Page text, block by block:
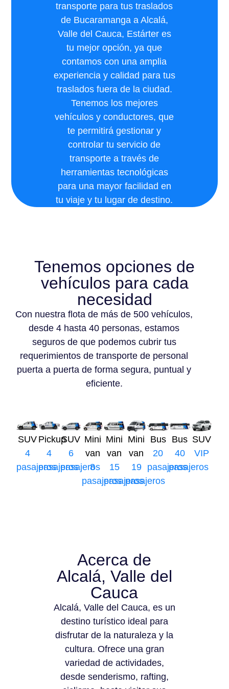
transporte para tus traslados
de Bucaramanga a Alcalá,
Valle del Cauca, Estárter es
tu mejor opción, ya que
contamos con una amplia
experiencia y calidad para tus
traslados fuera de la ciudad.
Tenemos los mejores
vehículos y conductores, que
te permitirá gestionar y
controlar tu servicio de
transporte a través de
herramientas tecnológicas
para una mayor facilidad en
tu viaje y tu lugar de destino.
Tenemos opciones de
vehículos para cada
necesidad
Con nuestra flota de más de 500 vehículos,
desde 4 hasta 40 personas, estamos
seguros de que podemos cubrir tus
requerimientos de transporte de personal
puerta a puerta de forma segura, puntual y
eficiente.
SUV
4
pasajeros
Pickup
4
pasajeros
SUV
6
pasajeros
Mini
van
8
pasajeros
Mini
van
15
pasajeros
Mini
van
19
pasajeros
Bus
20
pasajeros
Bus
40
pasajeros
SUV
VIP
Acerca de
Alcalá, Valle del
Cauca
Alcalá, Valle del Cauca, es un
destino turístico ideal para
disfrutar de la naturaleza y la
cultura. Ofrece una gran
variedad de actividades,
desde senderismo, rafting,